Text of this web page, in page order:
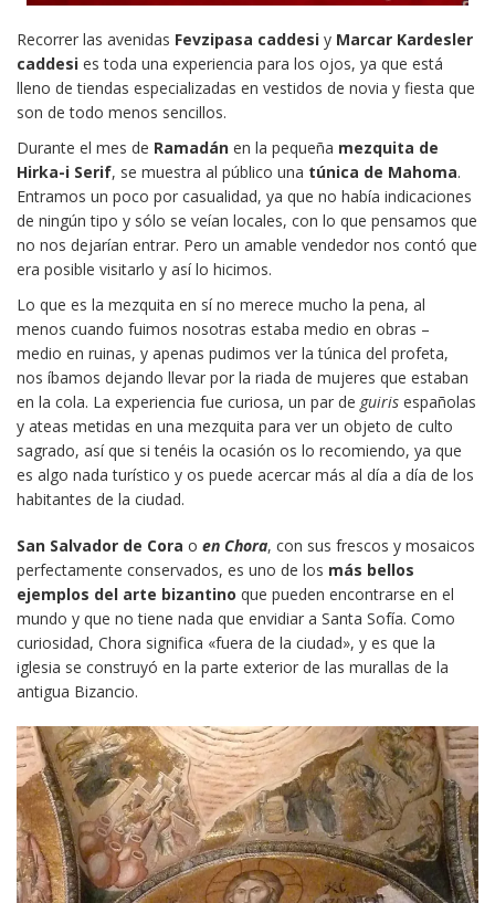
Recorrer las avenidas Fevzipasa caddesi y Marcar Kardesler
caddesi es toda una experiencia para los ojos, ya que está
lleno de tiendas especializadas en vestidos de novia y fiesta que
son de todo menos sencillos.
Durante el mes de Ramadán en la pequeña mezquita de
Hirka-i Serif, se muestra al público una túnica de Mahoma.
Entramos un poco por casualidad, ya que no había indicaciones
de ningún tipo y sólo se veían locales, con lo que pensamos que
no nos dejarían entrar. Pero un amable vendedor nos contó que
era posible visitarlo y así lo hicimos.
Lo que es la mezquita en sí no merece mucho la pena, al
menos cuando fuimos nosotras estaba medio en obras –
medio en ruinas, y apenas pudimos ver la túnica del profeta,
nos íbamos dejando llevar por la riada de mujeres que estaban
en la cola. La experiencia fue curiosa, un par de guiris españolas
y ateas metidas en una mezquita para ver un objeto de culto
sagrado, así que si tenéis la ocasión os lo recomiendo, ya que
es algo nada turístico y os puede acercar más al día a día de los
habitantes de la ciudad.
San Salvador de Cora o en Chora, con sus frescos y mosaicos
perfectamente conservados, es uno de los más bellos
ejemplos del arte bizantino que pueden encontrarse en el
mundo y que no tiene nada que envidiar a Santa Sofía. Como
curiosidad, Chora significa «fuera de la ciudad», y es que la
iglesia se construyó en la parte exterior de las murallas de la
antigua Bizancio.